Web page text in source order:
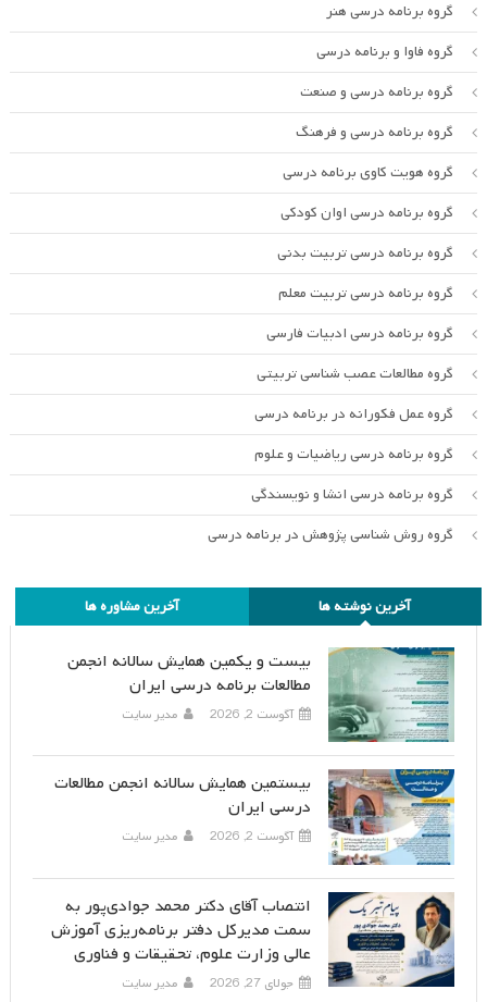
گروه برنامه درسی هنر
گروه فاوا و برنامه درسی
گروه برنامه درسی و صنعت
گروه برنامه درسی و فرهنگ
گروه هویت کاوی برنامه درسی
گروه برنامه درسی اوان کودکی
گروه برنامه درسی تربیت بدنی
گروه برنامه درسی تربیت معلم
گروه برنامه درسی ادبیات فارسی
گروه مطالعات عصب شناسی تربیتی
گروه عمل فکورانه در برنامه درسی
گروه برنامه درسی ریاضیات و علوم
گروه برنامه درسی انشا و نویسندگی
گروه روش شناسی پژوهش در برنامه درسی
آخرین نوشته ها آخرین مشاوره ها
بیست و یکمین همایش سالانه انجمن
مطالعات برنامه درسی ایران
آگوست 2, 2026 مدیر سایت
بیستمین همایش سالانه انجمن مطالعات
درسی ایران
آگوست 2, 2026 مدیر سایت
انتصاب آقای دکتر محمد جوادی‌پور به
سمت مدیرکل دفتر برنامه‌ریزی آموزش
عالی وزارت علوم، تحقیقات و فناوری
جولای 27, 2026 مدیر سایت